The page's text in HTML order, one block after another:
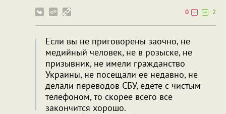
0
2
Если вы не приговорены заочно, не
медийный человек, не в розыске, не
призывник, не имели гражданство
Украины, не посещали ее недавно, не
делали переводов СБУ, едете с чистым
телефоном, то скорее всего все
закончится хорошо.